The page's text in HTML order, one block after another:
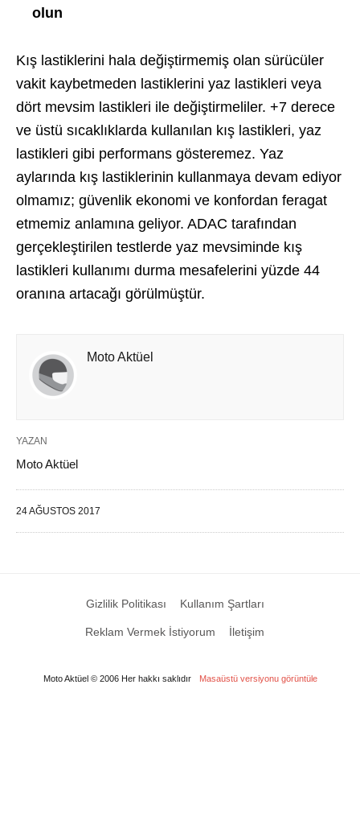
olun
Kış lastiklerini hala değiştirmemiş olan sürücüler
vakit kaybetmeden lastiklerini yaz lastikleri veya
dört mevsim lastikleri ile değiştirmeliler. +7 derece
ve üstü sıcaklıklarda kullanılan kış lastikleri, yaz
lastikleri gibi performans gösteremez. Yaz
aylarında kış lastiklerinin kullanmaya devam ediyor
olmamız; güvenlik ekonomi ve konfordan feragat
etmemiz anlamına geliyor. ADAC tarafından
gerçekleştirilen testlerde yaz mevsiminde kış
lastikleri kullanımı durma mesafelerini yüzde 44
oranına artacağı görülmüştür.
Moto Aktüel
YAZAN
Moto Aktüel
24 AĞUSTOS 2017
Gizlilik Politikası Kullanım Şartları
Reklam Vermek İstiyorum İletişim
Moto Aktüel © 2006 Her hakkı saklıdır Masaüstü versiyonu görüntüle